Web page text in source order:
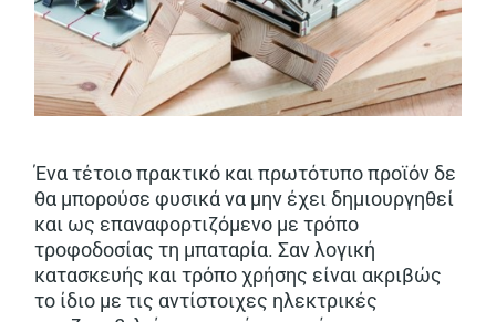
Ένα τέτοιο πρακτικό και πρωτότυπο προϊόν δε
θα μπορούσε φυσικά να μην έχει δημιουργηθεί
και ως επαναφορτιζόμενο με τρόπο
τροφοδοσίας τη μπαταρία. Σαν λογική
κατασκευής και τρόπο χρήσης είναι ακριβώς
το ίδιο με τις αντίστοιχες ηλεκτρικές